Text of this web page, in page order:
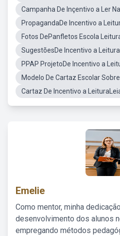
Campanha De Inçentivo a Ler
PropagandaDe Incentivo a
Fotos DePanfletos Escola
SugestõesDe Incentivo a Leitura
PPAP ProjetoDe Incentivo a
Modelo De Cartaz Escolar
Cartaz De Incentivo a
Emelie
Como mentor, minha
desenvolvimento dos alunos
empregando métodos